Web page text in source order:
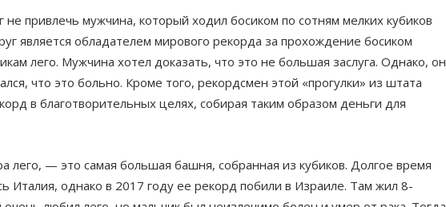
привлечь мужчина, который ходил босиком по сотням мелких кубиков
является обладателем мирового рекорда за прохождение босиком
лего. Мужчина хотел доказать, что это не большая заслуга. Однако, он
что это больно. Кроме того, рекордсмен этой «прогулки» из штата
в благотворительных целях, собирая таким образом деньги для
лего, — это самая большая башня, собранная из кубиков. Долгое время
Италия, однако в 2017 году ее рекорд побили в Израиле. Там жил 8-